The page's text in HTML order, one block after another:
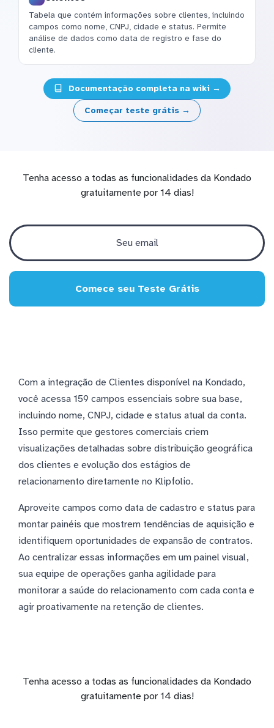
Tabela que contém informações sobre clientes, incluindo
campos como nome, CNPJ, cidade e status. Permite
análise de dados como data de registro e fase do
cliente.
Documentação completa na wiki →
Começar teste grátis →
Tenha acesso a todas as funcionalidades da Kondado
gratuitamente por 14 dias!
Comece seu Teste Grátis
Com a integração de Clientes disponível na Kondado,
você acessa 159 campos essenciais sobre sua base,
incluindo nome, CNPJ, cidade e status atual da conta.
Isso permite que gestores comerciais criem
visualizações detalhadas sobre distribuição geográfica
dos clientes e evolução dos estágios de
relacionamento diretamente no Klipfolio.
Aproveite campos como data de cadastro e status para
montar painéis que mostrem tendências de aquisição e
identifiquem oportunidades de expansão de contratos.
Ao centralizar essas informações em um painel visual,
sua equipe de operações ganha agilidade para
monitorar a saúde do relacionamento com cada conta e
agir proativamente na retenção de clientes.
Tenha acesso a todas as funcionalidades da Kondado
gratuitamente por 14 dias!